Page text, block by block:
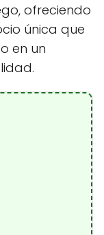
ofreciendo
única que
en un